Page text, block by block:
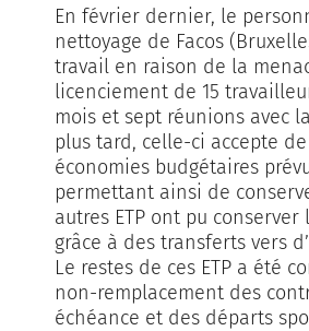
En février dernier, le
nettoyage de Facos
travail en raison de la
licenciement de 15
mois et sept réunions avec
plus tard, celle-ci accepte
économies budgétaires
permettant ainsi de
autres ETP ont pu conserver
grâce à des transferts vers
Le restes de ces ETP a été
non-remplacement des
échéance et des départs